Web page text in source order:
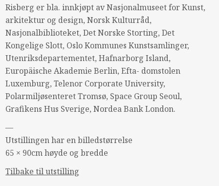
Risberg er bla. innkjøpt av Nasjonalmuseet for Kunst,
arkitektur og design, Norsk Kulturråd,
Nasjonalbiblioteket, Det Norske Storting, Det
Kongelige Slott, Oslo Kommunes Kunstsamlinger,
Utenriksdepartementet, Hafnarborg Island,
Europäische Akademie Berlin, Efta- domstolen
Luxemburg, Telenor Corporate University,
Polarmiljøsenteret Tromsø, Space Group Seoul,
Grafikens Hus Sverige, Nordea Bank London.
—
Utstillingen har en billedstørrelse
65 × 90cm høyde og bredde
Tilbake til utstilling